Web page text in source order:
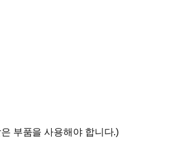
부품을 사용해야 합니다.)